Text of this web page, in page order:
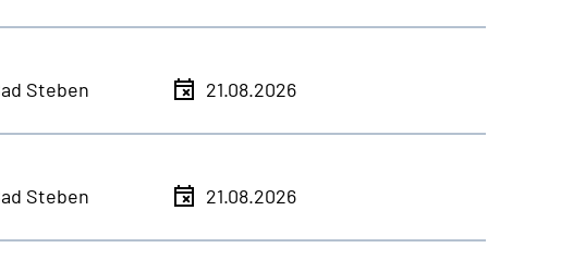
Steben 21.08.2026
Steben 21.08.2026